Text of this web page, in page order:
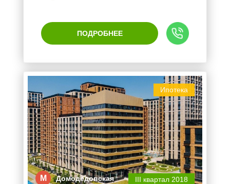
ПОДРОБНЕЕ
Ипотека
М Домодедовская III квартал 2018